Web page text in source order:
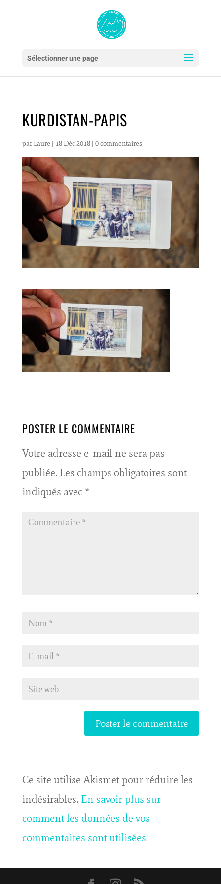
Sélectionner une page
KURDISTAN-PAPIS
par Laure | 18 Déc 2018| 0 commentaires
POSTER LE COMMENTAIRE
Votre adresse e-mail ne sera pas
publiée. Les champs obligatoires sont
indiqués avec *
Ce site utilise Akismet pour réduire les
indésirables. En savoir plus sur
comment les données de vos
commentaires sont utilisées.